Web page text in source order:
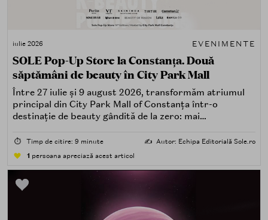
iulie 2026 EVENIMENTE
SOLE Pop-Up Store la Constanța. Două
săptămâni de beauty în City Park Mall
Între 27 iulie și 9 august 2026, transformăm atriumul
principal din City Park Mall of Constanța într-o
destinație de beauty gândită de la zero: mai
care îți place, de fapt, să descoperi produse — testând,
atingând, comparând, întrebând.
⏱️ Timp de citire: 9 minute ✍️ Autor: Echipa Editorială Sole.ro
1 persoana apreciază acest articol